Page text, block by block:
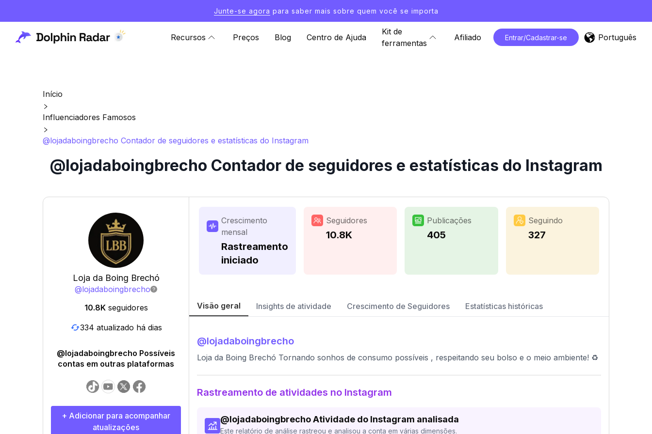
Junte-se agora para saber mais sobre quem você se importa
Recursos Preços Blog Centro de Ajuda
Kit de
ferramentas
Afiliado Entrar/Cadastrar-se Português
Início
Influenciadores Famosos
@lojadaboingbrecho Contador de seguidores e estatísticas do Instagram
@lojadaboingbrecho Contador de seguidores e estatísticas do Instagram
Loja da Boing Brechó
@lojadaboingbrecho
10.8K seguidores
334 atualizado há dias
@lojadaboingbrecho Possíveis
contas em outras plataformas
+ Adicionar para acompanhar
atualizações
Crescimento
mensal
Rastreamento
iniciado
Seguidores
10.8K
Publicações
405
Seguindo
327
Visão geral Insights de atividade Crescimento de Seguidores Estatísticas históricas
@lojadaboingbrecho
Loja da Boing Brechó Tornando sonhos de consumo possíveis , respeitando seu bolso e o meio ambiente! ♻️
Rastreamento de atividades no Instagram
@lojadaboingbrechoAtividade do Instagram analisada
Este relatório de análise rastreou e analisou a conta em várias dimensões.